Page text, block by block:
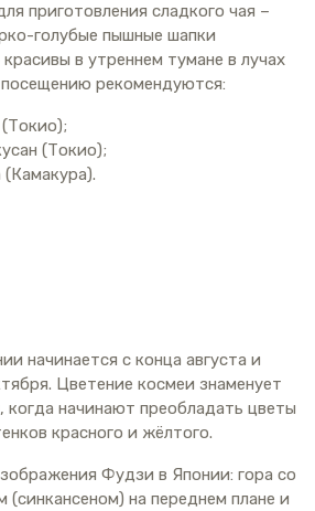
приготовления сладкого чая –
голубые пышные шапки
в утреннем тумане в лучах
посещению рекомендуются:
(Токио);
начинается с конца августа и
Цветение космеи знаменует
когда начинают преобладать цветы
красного и жёлтого.
Фудзи в Японии: гора со
на переднем плане и